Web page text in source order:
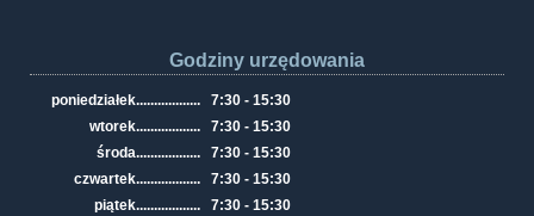
Godziny urzędowania
poniedziałek..................
7:30 - 15:30
wtorek..................
7:30 - 15:30
środa..................
7:30 - 15:30
czwartek..................
7:30 - 15:30
piątek.................. 7:30 - 15:30